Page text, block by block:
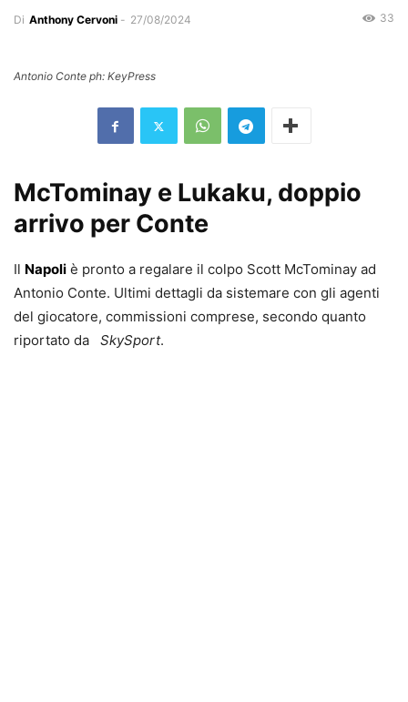
Di Anthony Cervoni - 27/08/2024 33
Antonio Conte ph: KeyPress
McTominay e Lukaku, doppio
arrivo per Conte
Il Napoli è pronto a regalare il colpo Scott McTominay ad
Antonio Conte. Ultimi dettagli da sistemare con gli agenti
del giocatore, commissioni comprese, secondo quanto
riportato da
SkySport.